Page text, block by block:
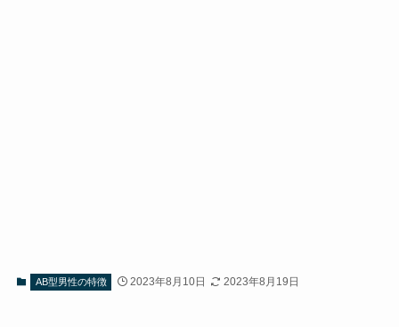
AB型男性の特徴 2023年8月10日 2023年8月19日